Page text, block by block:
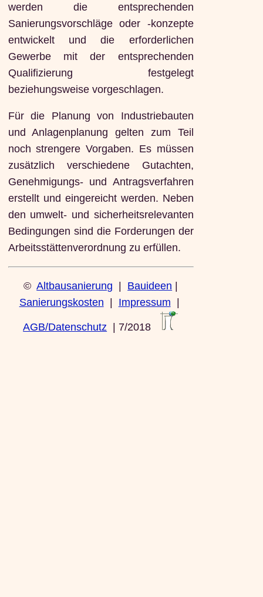
werden die entsprechenden
Sanierungsvorschläge oder -konzepte
entwickelt und die erforderlichen
Gewerbe mit der entsprechenden
Qualifizierung festgelegt
beziehungsweise vorgeschlagen.
Für die Planung von Industriebauten
und Anlagenplanung gelten zum Teil
noch strengere Vorgaben. Es müssen
zusätzlich verschiedene Gutachten,
Genehmigungs- und Antragsverfahren
erstellt und eingereicht werden. Neben
den umwelt- und sicherheitsrelevanten
Bedingungen sind die Forderungen der
Arbeitsstättenverordnung zu erfüllen.
©Altbausanierung Bauideen
Sanierungskosten
Impressum
AGB/Datenschutz | 7/2018